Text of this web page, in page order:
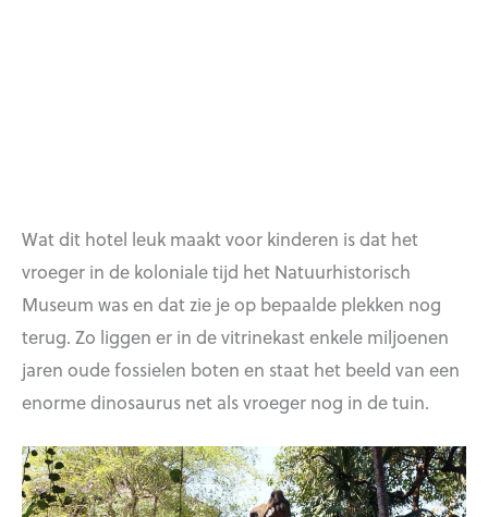
Wat dit hotel leuk maakt voor kinderen is dat het
vroeger in de koloniale tijd het Natuurhistorisch
Museum was en dat zie je op bepaalde plekken nog
terug. Zo liggen er in de vitrinekast enkele miljoenen
jaren oude fossielen boten en staat het beeld van een
enorme dinosaurus net als vroeger nog in de tuin.